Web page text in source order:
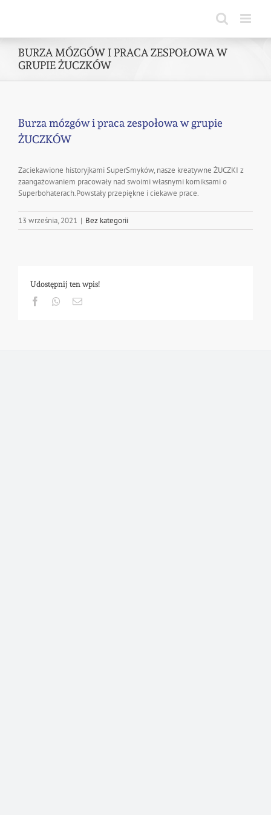
BURZA MÓZGÓW I PRACA ZESPOŁOWA W
GRUPIE ŻUCZKÓW
Burza mózgów i praca zespołowa w grupie
ŻUCZKÓW
Zaciekawione historyjkami SuperSmyków, nasze kreatywne ŻUCZKI z
zaangażowaniem pracowały nad swoimi własnymi komiksami o
Superbohaterach.Powstały przepiękne i ciekawe prace.
13 września, 2021 | Bez kategorii
Udostępnij ten wpis!
FacebookWhatsapp
Email